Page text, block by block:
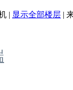
| 显示全部楼层 |